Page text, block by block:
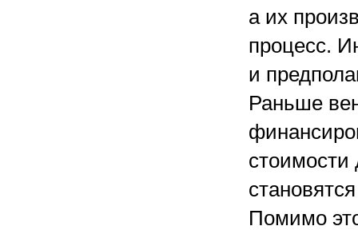
а их
процесс.
и
Раньше
стоимости
Помимо